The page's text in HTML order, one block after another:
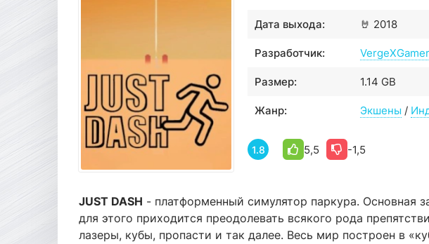
🤘
Дата выхода: 2018
Разработчик: VergeXGamer
Размер: 1.14 GB
Жанр: Экшены /
1.8 5,5 -1,5
JUST DASH - платформенный симулятор паркура. Основная
для этого приходится преодолевать всякого рода
лазеры, кубы, пропасти и так далее. Весь мир построен в